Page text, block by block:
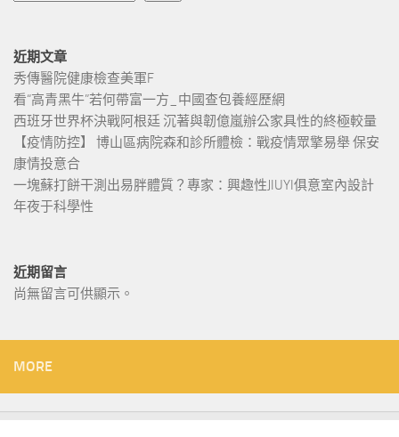
近期文章
秀傳醫院健康檢查美軍F
看“高青黑牛”若何帶富一方_中國查包養經歷網
西班牙世界杯決戰阿根廷 沉著與韌億嵐辦公家具性的終極較量
【疫情防控】 博山區病院森和診所體檢：戰疫情眾擎易舉 保安
康情投意合
一塊蘇打餅干測出易胖體質？專家：興趣性JIUYI俱意室內設計
年夜于科學性
近期留言
尚無留言可供顯示。
MORE